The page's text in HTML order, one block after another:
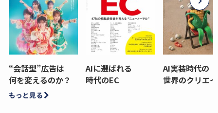
“会話型”広告は
何を変えるのか？
AIに選ばれる
時代のEC
AI実装時代の
世界のクリエ
もっと見る